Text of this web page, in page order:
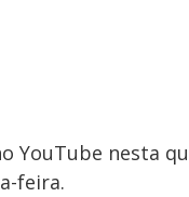
YouTube nesta
feira.